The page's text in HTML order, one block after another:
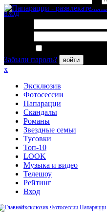
вход
Забыли пароль?
войти
x
Эксклюзив
Фотосессии
Папарацци
Скандалы
Романы
Звездные семьи
Тусовки
Топ-10
LOOK
Музыка и видео
Телешоу
Рейтинг
Вход
Эксклюзив Фотосессии Папарацци